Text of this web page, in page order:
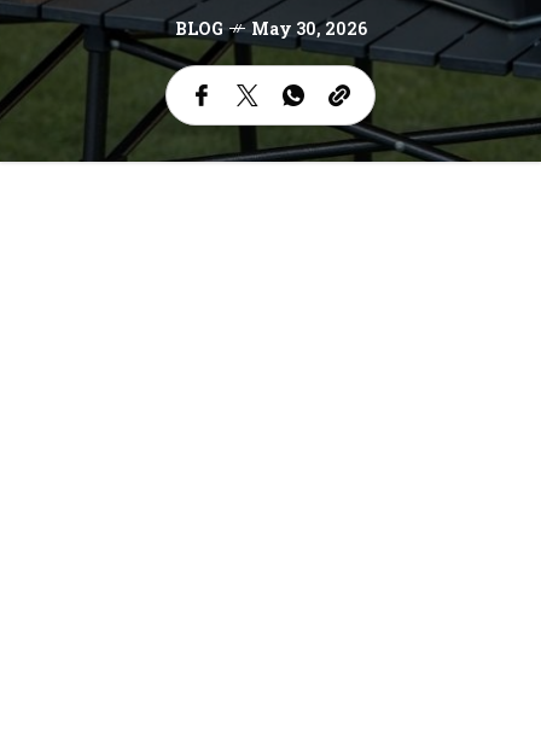
BLOG May 30, 2026